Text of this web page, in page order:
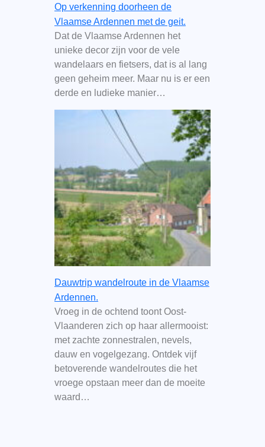
Op verkenning doorheen de
Vlaamse Ardennen met de geit.
Dat de Vlaamse Ardennen het
unieke decor zijn voor de vele
wandelaars en fietsers, dat is al lang
geen geheim meer. Maar nu is er een
derde en ludieke manier…
Dauwtrip wandelroute in de Vlaamse
Ardennen.
Vroeg in de ochtend toont Oost-
Vlaanderen zich op haar allermooist:
met zachte zonnestralen, nevels,
dauw en vogelgezang. Ontdek vijf
betoverende wandelroutes die het
vroege opstaan meer dan de moeite
waard…